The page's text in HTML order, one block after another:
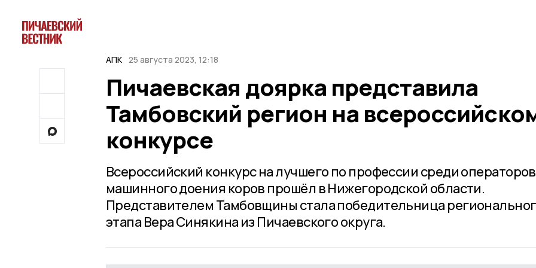
АПК 25 августа 2023, 12:18
Пичаевская доярка представила
Тамбовский регион на
конкурсе
Всероссийский конкурс на лучшего по профессии среди операторов
машинного доения коров прошёл в Нижегородской области.
Представителем Тамбовщины стала победительница
этапа Вера Синякина из Пичаевского округа.